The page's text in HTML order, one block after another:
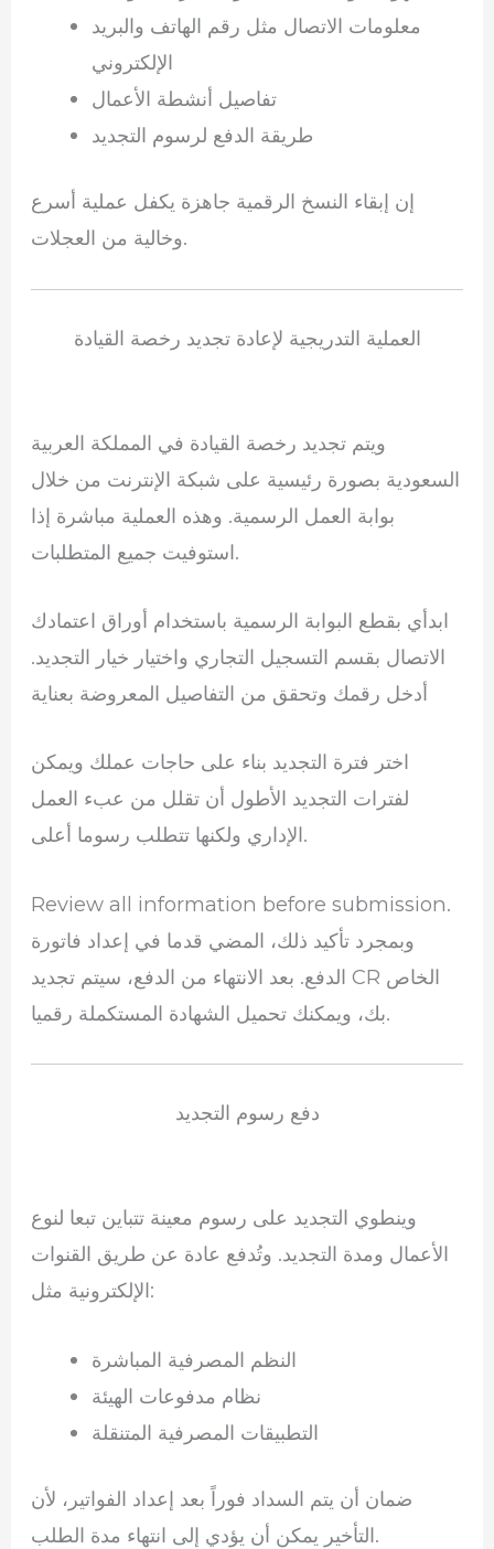
معلومات الاتصال مثل رقم الهاتف والبريد
الإلكتروني
تفاصيل أنشطة الأعمال
طريقة الدفع لرسوم التجديد
إن إبقاء النسخ الرقمية جاهزة يكفل عملية أسرع
وخالية من العجلات.
العملية التدريجية لإعادة تجديد رخصة القيادة
ويتم تجديد رخصة القيادة في المملكة العربية
السعودية بصورة رئيسية على شبكة الإنترنت من خلال
بوابة العمل الرسمية. وهذه العملية مباشرة إذا
استوفيت جميع المتطلبات.
ابدأي بقطع البوابة الرسمية باستخدام أوراق اعتمادك
الاتصال بقسم التسجيل التجاري واختيار خيار التجديد.
أدخل رقمك وتحقق من التفاصيل المعروضة بعناية
اختر فترة التجديد بناء على حاجات عملك ويمكن
لفترات التجديد الأطول أن تقلل من عبء العمل
الإداري ولكنها تتطلب رسوما أعلى.
Review all information before submission.
وبمجرد تأكيد ذلك، المضي قدما في إعداد فاتورة
الدفع. بعد الانتهاء من الدفع، سيتم تجديد CR الخاص
بك، ويمكنك تحميل الشهادة المستكملة رقميا.
دفع رسوم التجديد
وينطوي التجديد على رسوم معينة تتباين تبعا لنوع
الأعمال ومدة التجديد. وتُدفع عادة عن طريق القنوات
الإلكترونية مثل:
النظم المصرفية المباشرة
نظام مدفوعات الهيئة
التطبيقات المصرفية المتنقلة
ضمان أن يتم السداد فوراً بعد إعداد الفواتير، لأن
التأخير يمكن أن يؤدي إلى انتهاء مدة الطلب.